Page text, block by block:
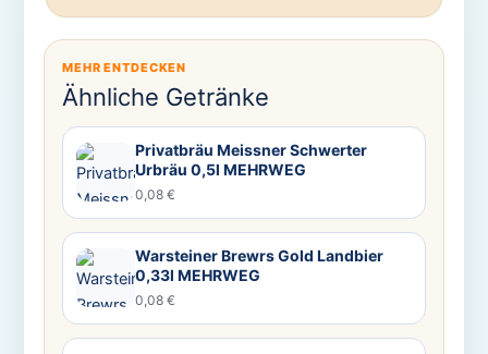
MEHR ENTDECKEN
Ähnliche Getränke
Privatbräu Meissner Schwerter
Urbräu 0,5l MEHRWEG
0,08 €
Warsteiner Brewrs Gold Landbier
0,33l MEHRWEG
0,08 €